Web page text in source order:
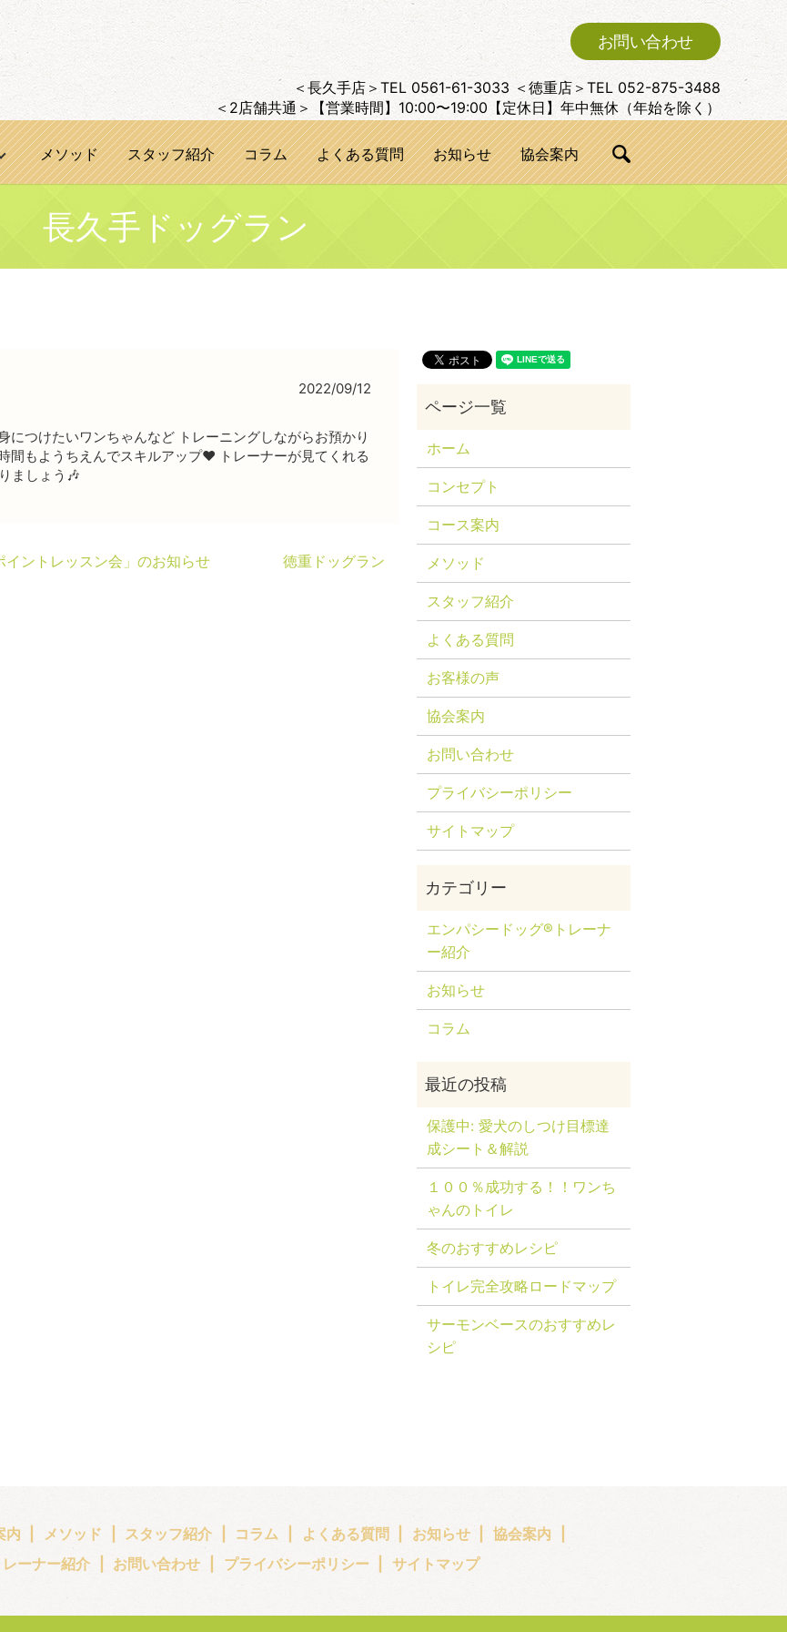
お問い合わせ
＜長久手店＞TEL 0561-61-3033 ＜徳重店＞TEL 052-875-3488
＜2店舗共通＞【営業時間】10:00〜19:00【定休日】年中無休（年始を除く）
メソッド スタッフ紹介 コラム よくある質問 お知らせ 協会案内 search
長久手ドッグラン
2022/09/12
につけたいワンちゃんなど トレーニングしながらお預かり
間もようちえんでスキルアップ❤️ トレーナーが見てくれる
ましょう🎶
ントレッスン会」のお知らせ 徳重ドッグラン
ホーム
コンセプト
コース案内
メソッド
スタッフ紹介
よくある質問
お客様の声
協会案内
お問い合わせ
プライバシーポリシー
サイトマップ
エンパシードッグ®トレーナ
ー紹介
お知らせ
コラム
保護中: 愛犬のしつけ目標達
成シート＆解説
１００％成功する！！ワンち
ゃんのトイレ
冬のおすすめレシピ
トイレ完全攻略ロードマップ
サーモンベースのおすすめレ
シピ
内 メソッド スタッフ紹介 コラム よくある質問 お知らせ
協会案内
ーナー紹介
お問い合わせ プライバシーポリシー サイトマップ